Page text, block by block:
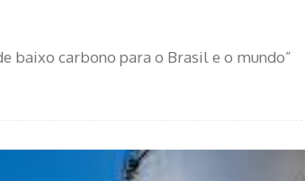
baixo carbono para o Brasil e o mundo”